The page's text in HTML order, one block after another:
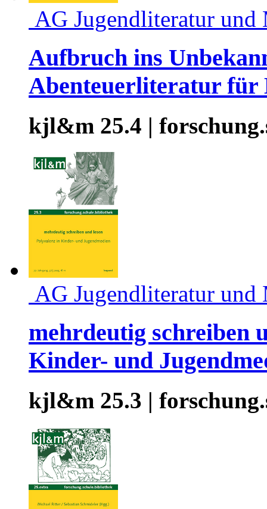
AG Jugendliteratur und
Aufbruch ins
Abenteuerliteratur für
kjl&m 25.4 |
AG Jugendliteratur und
mehrdeutig schreiben
Kinder- und
kjl&m 25.3 |